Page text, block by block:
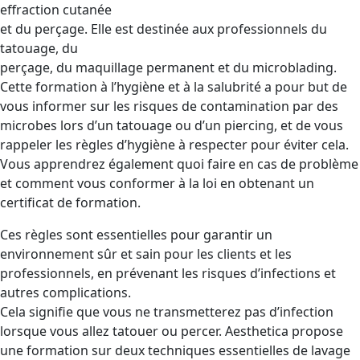
effraction cutanée
et du perçage. Elle est destinée aux professionnels du
tatouage, du
perçage, du maquillage permanent et du microblading.
Cette formation à l’hygiène et à la salubrité a pour but de
vous informer sur les risques de contamination par des
microbes lors d’un tatouage ou d’un piercing, et de vous
rappeler les règles d’hygiène à respecter pour éviter cela.
Vous apprendrez également quoi faire en cas de problème
et comment vous conformer à la loi en obtenant un
certificat de formation.
Ces règles sont essentielles pour garantir un
environnement sûr et sain pour les clients et les
professionnels, en prévenant les risques d’infections et
autres complications.
Cela signifie que vous ne transmetterez pas d’infection
lorsque vous allez tatouer ou percer. Aesthetica propose
une formation sur deux techniques essentielles de lavage